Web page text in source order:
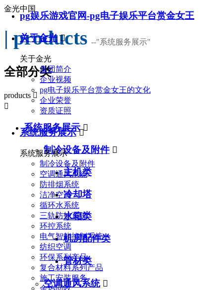
pg娱乐游戏官网-pg电子娱乐平台赏金女王
关于金光 
关于金光
集团简介
企业视频
pg电子娱乐平台赏金女王的文化
企业荣誉
资质证照
系统服务展示 
系统服务展示
制冷设备及附件
空调通风系统
防排烟系统
洁净空调
循环水系统
三轨防护系统
环控系统
电气智能控制系统
纺织空调
环保系列产品
复合材料系列产品
施工安装服务
余热回收
金光中国
| products --"系统服务展示"
全部分类
products 

系统服务展示 
制冷设备及附件 
主机类
冷却塔
水箱类
机房配件类
管材类
空调通风系统 